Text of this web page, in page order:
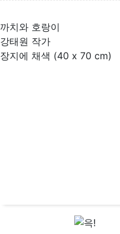
까치와 호랑이
강태원 작가
장지에 채색 (40 x 70 cm)